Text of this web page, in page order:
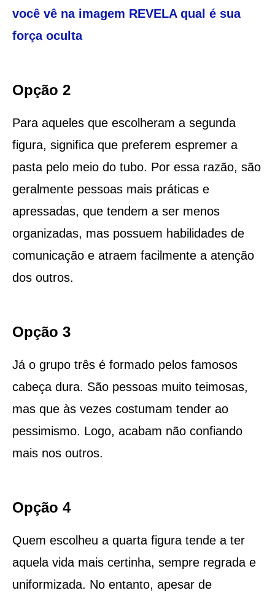
você vê na imagem REVELA qual é sua
força oculta
Opção 2
Para aqueles que escolheram a segunda
figura, significa que preferem espremer a
pasta pelo meio do tubo. Por essa razão, são
geralmente pessoas mais práticas e
apressadas, que tendem a ser menos
organizadas, mas possuem habilidades de
comunicação e atraem facilmente a atenção
dos outros.
Opção 3
Já o grupo três é formado pelos famosos
cabeça dura. São pessoas muito teimosas,
mas que às vezes costumam tender ao
pessimismo. Logo, acabam não confiando
mais nos outros.
Opção 4
Quem escolheu a quarta figura tende a ter
aquela vida mais certinha, sempre regrada e
uniformizada. No entanto, apesar de